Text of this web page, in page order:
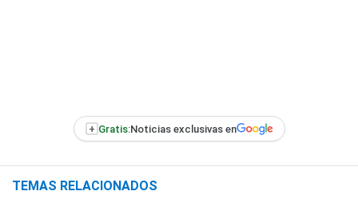
+ Gratis:Noticias exclusivas en
TEMAS RELACIONADOS